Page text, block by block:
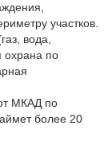
участков.
вода,
охрана по
МКАД по
более 20